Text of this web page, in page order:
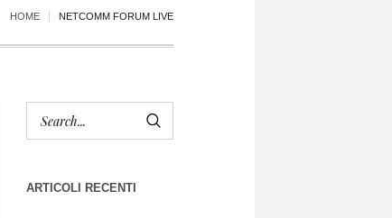
HOME NETCOMM FORUM LIVE
ARTICOLI RECENTI